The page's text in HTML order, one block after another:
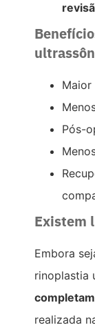
Maior
Pós-
Existem
Embora
rinoplastia
realizada